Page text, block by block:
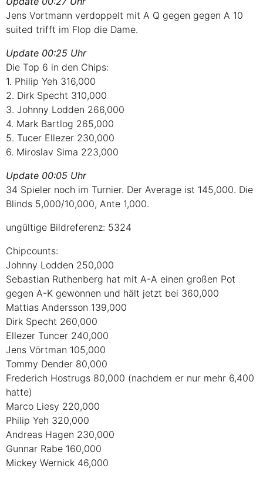
Jens Vortmann verdoppelt mit A Q gegen gegen A 10
suited trifft im Flop die Dame.
Update 00:25 Uhr
Die Top 6 in den Chips:
1. Philip Yeh 316,000
2. Dirk Specht 310,000
3. Johnny Lodden 266,000
4. Mark Bartlog 265,000
5. Tucer Ellezer 230,000
6. Miroslav Sima 223,000
Update 00:05 Uhr
34 Spieler noch im Turnier. Der Average ist 145,000. Die
Blinds 5,000/10,000, Ante 1,000.
ungültige Bildreferenz: 5324
Chipcounts:
Johnny Lodden 250,000
Sebastian Ruthenberg hat mit A-A einen großen Pot
gegen A-K gewonnen und hält jetzt bei 360,000
Mattias Andersson 139,000
Dirk Specht 260,000
Ellezer Tuncer 240,000
Jens Vörtman 105,000
Tommy Dender 80,000
Frederich Hostrugs 80,000 (nachdem er nur mehr 6,400
hatte)
Marco Liesy 220,000
Philip Yeh 320,000
Andreas Hagen 230,000
Gunnar Rabe 160,000
Mickey Wernick 46,000